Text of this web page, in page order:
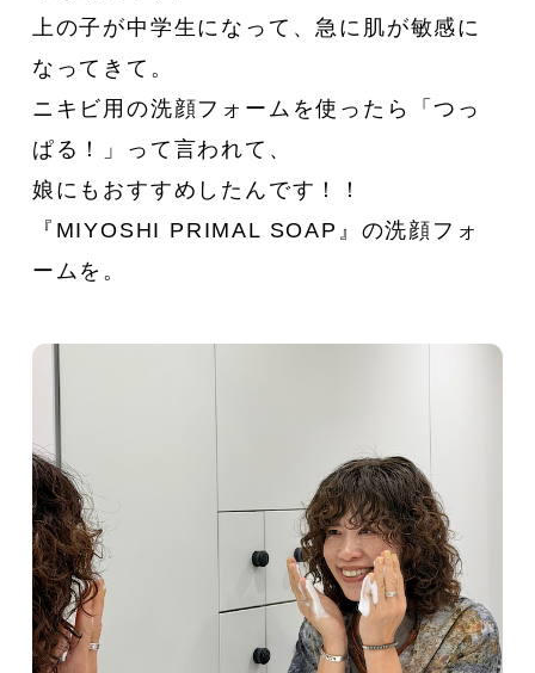
上の子が中学生になって、急に肌が敏感に
なってきて。
ニキビ用の洗顔フォームを使ったら「つっ
ぱる！」って言われて、
娘にもおすすめしたんです！！
『MIYOSHI PRIMAL SOAP』の洗顔フォ
ームを。